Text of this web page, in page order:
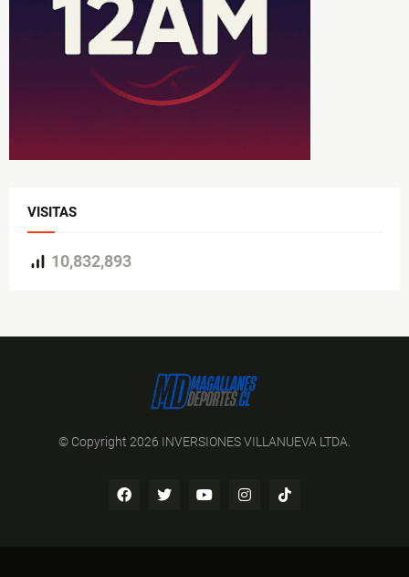
VISITAS
10,832,893
© Copyright 2026 INVERSIONES VILLANUEVA LTDA.